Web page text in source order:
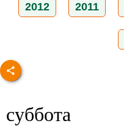
2012 2011
суббота